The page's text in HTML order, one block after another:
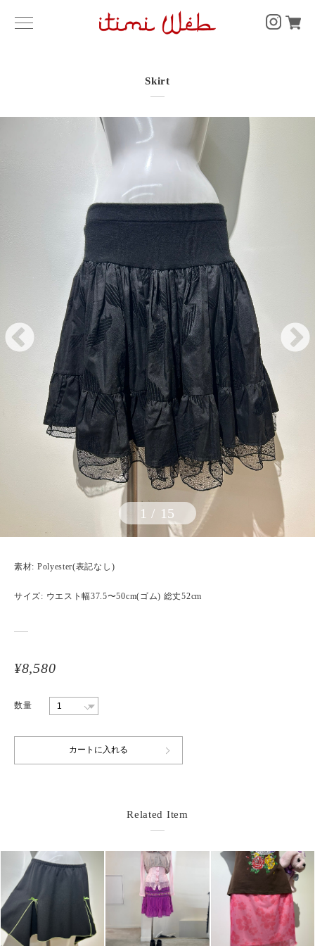
Skirt
1 / 15
素材: Polyester(表記なし)
サイズ: ウエスト幅37.5〜50cm(ゴム) 総丈52cm
¥8,580
数量
Related Item